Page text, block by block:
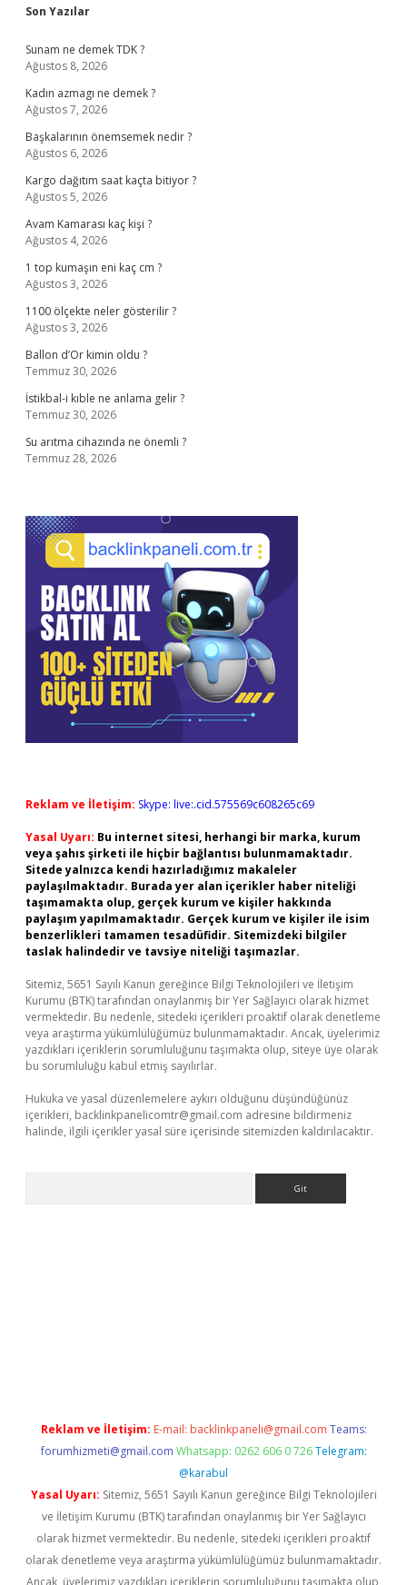
Sidebar
Son Yazılar
Sunam ne demek TDK ?
Ağustos 8, 2026
Kadın azmagı ne demek ?
Ağustos 7, 2026
Başkalarının önemsemek nedir ?
Ağustos 6, 2026
Kargo dağıtım saat kaçta bitiyor ?
Ağustos 5, 2026
Avam Kamarası kaç kişi ?
Ağustos 4, 2026
1 top kumaşın eni kaç cm ?
Ağustos 3, 2026
1100 ölçekte neler gösterilir ?
Ağustos 3, 2026
Ballon d’Or kimin oldu ?
Temmuz 30, 2026
İstikbal-i kıble ne anlama gelir ?
Temmuz 30, 2026
Su arıtma cihazında ne önemli ?
Temmuz 28, 2026
Reklam ve İletişim: Skype: live:.cid.575569c608265c69
Yasal Uyarı: Bu internet sitesi, herhangi bir marka, kurum
veya şahıs şirketi ile hiçbir bağlantısı bulunmamaktadır.
Sitede yalnızca kendi hazırladığımız makaleler
paylaşılmaktadır. Burada yer alan içerikler haber niteliği
taşımamakta olup, gerçek kurum ve kişiler hakkında
paylaşım yapılmamaktadır. Gerçek kurum ve kişiler ile isim
benzerlikleri tamamen tesadüfidir. Sitemizdeki bilgiler
taslak halindedir ve tavsiye niteliği taşımazlar.
Sitemiz, 5651 Sayılı Kanun gereğince Bilgi Teknolojileri ve İletişim
Kurumu (BTK) tarafından onaylanmış bir Yer Sağlayıcı olarak hizmet
vermektedir. Bu nedenle, sitedeki içerikleri proaktif olarak denetleme
veya araştırma yükümlülüğümüz bulunmamaktadır. Ancak, üyelerimiz
yazdıkları içeriklerin sorumluluğunu taşımakta olup, siteye üye olarak
bu sorumluluğu kabul etmiş sayılırlar.
Hukuka ve yasal düzenlemelere aykırı olduğunu düşündüğünüz
içerikleri, backlinkpanelicomtr@gmail.com adresine bildirmeniz
halinde, ilgili içerikler yasal süre içerisinde sitemizden kaldırılacaktır.
Reklam ve İletişim: E-mail: backlinkpaneli@gmail.com Teams:
forumhizmeti@gmail.com Whatsapp: 0262 606 0 726 Telegram:
@karabul
Yasal Uyarı: Sitemiz, 5651 Sayılı Kanun gereğince Bilgi Teknolojileri
ve İletişim Kurumu (BTK) tarafından onaylanmış bir Yer Sağlayıcı
olarak hizmet vermektedir. Bu nedenle, sitedeki içerikleri proaktif
olarak denetleme veya araştırma yükümlülüğümüz bulunmamaktadır.
Ancak, üyelerimiz yazdıkları içeriklerin sorumluluğunu taşımakta olup,